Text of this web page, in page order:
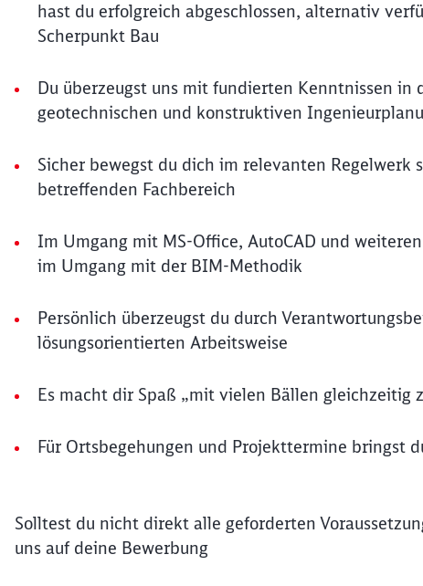
hast du erfolgreich abgeschlossen, alternativ
Scherpunkt Bau
Du überzeugst uns mit fundierten Kenntnissen
geotechnischen und konstruktiven
Sicher bewegst du dich im relevanten
betreffenden Fachbereich
Im Umgang mit MS-Office, AutoCAD und
im Umgang mit der BIM-Methodik
Persönlich überzeugst du durch
lösungsorientierten Arbeitsweise
Es macht dir Spaß „mit vielen Bällen
Für Ortsbegehungen und Projekttermine bringst
Solltest du nicht direkt alle geforderten
uns auf deine Bewerbung